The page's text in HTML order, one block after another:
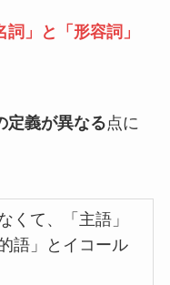
詞」と「形容詞」
定義が異なる点に
くて、「主語」
語」とイコール